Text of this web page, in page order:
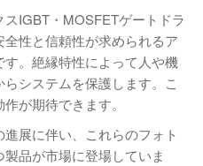
IGBT・MOSFETゲートドラ
性と信頼性が求められるア
。絶縁特性によって人や機
システムを保護します。こ
が期待できます。
展に伴い、これらのフォト
品が市場に登場していま